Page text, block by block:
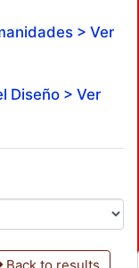
> Ver
Diseño > Ver